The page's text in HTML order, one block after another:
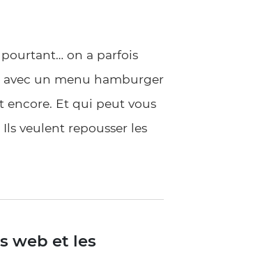
on a parfois
avec un menu hamburger
encore. Et qui peut vous
veulent repousser les
web et les